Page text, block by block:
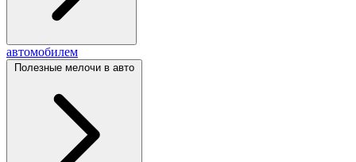
автомобилем
Полезные мелочи в авто